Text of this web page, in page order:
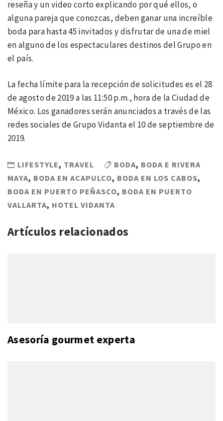
reseña y un video corto explicando por qué ellos, o
alguna pareja que conozcas, deben ganar una increíble
boda para hasta 45 invitados y disfrutar de una de miel
en alguno de los espectaculares destinos del Grupo en
el país.
La fecha límite para la recepción de solicitudes es el 28
de agosto de 2019 a las 11:50 p.m., hora de la Ciudad de
México. Los ganadores serán anunciados a través de las
redes sociales de Grupo Vidanta el 10 de septiembre de
2019.
LIFESTYLE, TRAVEL BODA, BODA E RIVERA
MAYA, BODA EN ACAPULCO, BODA EN LOS CABOS,
BODA EN PUERTO PEÑASCO, BODA EN PUERTO
VALLARTA, HOTEL VIDANTA
Artículos relacionados
Asesoría gourmet experta